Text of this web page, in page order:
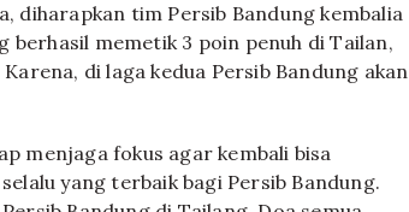
diharapkan tim Persib Bandung kembalia
berhasil memetik 3 poin penuh di Tailan,
di laga kedua Persib Bandung akan
menjaga fokus agar kembali bisa
yang terbaik bagi Persib Bandung.